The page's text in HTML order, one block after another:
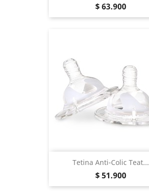
Precio
$ 63.900
Tetina Anti-Colic Teat...
Precio
$ 51.900